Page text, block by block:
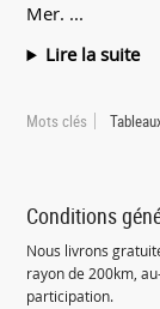
Mer. ...
Lire la suite
Mots clés
Conditions
Nous livrons
rayon de 200km,
participation.